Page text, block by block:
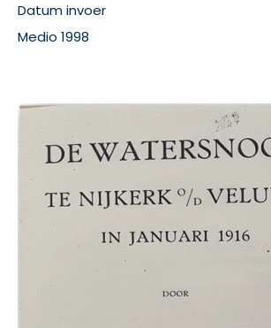
Datum invoer
Medio 1998